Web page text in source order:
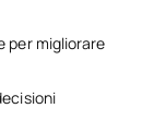
per migliorare